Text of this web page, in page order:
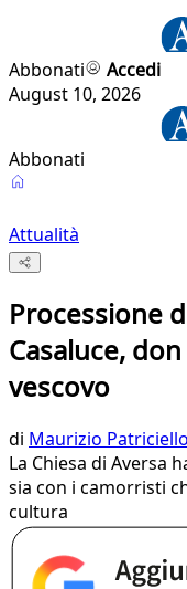
Abbonati
Accedi
August 10, 2026
Abbonati
Attualità
Processione
Casaluce,
vescovo
di Maurizio Patriciello
La Chiesa di Aversa
sia con i camorristi
cultura